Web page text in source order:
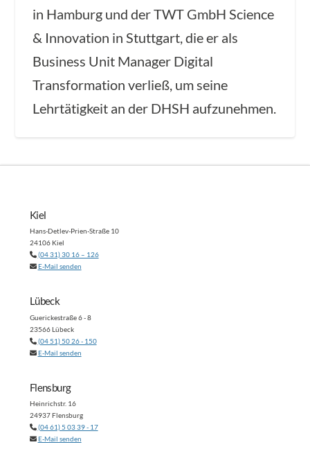
in Hamburg und der TWT GmbH Science
& Innovation in Stuttgart, die er als
Business Unit Manager Digital
Transformation verließ, um seine
Lehrtätigkeit an der DHSH aufzunehmen.
Kiel
Hans-Detlev-Prien-Straße 10
24106 Kiel
(04 31) 30 16 – 126
E-Mail senden
Lübeck
Guerickestraße 6 - 8
23566 Lübeck
(04 51) 50 26 - 150
E-Mail senden
Flensburg
Heinrichstr. 16
24937 Flensburg
(04 61) 5 03 39 - 17
E-Mail senden